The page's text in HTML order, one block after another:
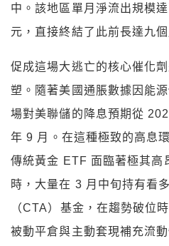
中。該地區單月淨流出規模
元，直接終結了此前長達九
促成這場大逃亡的核心催化
塑。隨著美國通脹數據因能
場對美聯儲的降息預期從
年 9 月。在這種極致的高息
傳統黃金 ETF 面臨著極其高
時，大量在 3 月中旬持有看
（CTA）基金，在趨勢破位
被動平倉與主動套現補充流